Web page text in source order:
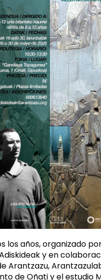
los años, organizado
y en
Arantzazu,
de Oñati y el estudio